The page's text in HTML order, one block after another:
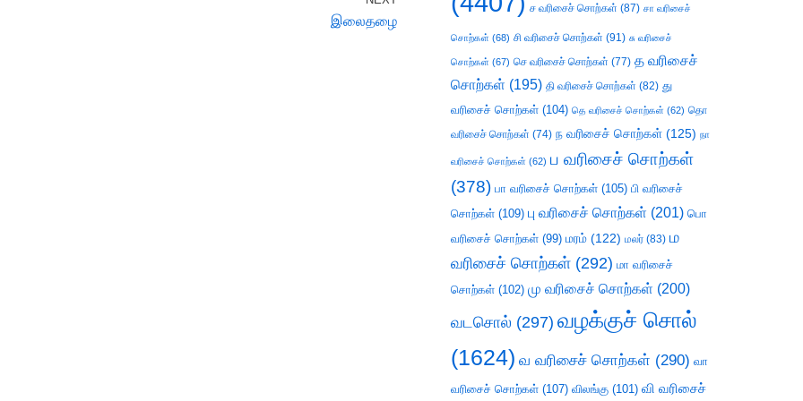
இலைதழை
ச வரிசைச் சொற்கள் (87) சா வரிசைச்
சொற்கள் (68) சி வரிசைச் சொற்கள் (91) சு வரிசைச்
சொற்கள் (67) செ வரிசைச் சொற்கள் (77) த வரிசைச்
சொற்கள் (195) தி வரிசைச் சொற்கள் (82) து
வரிசைச் சொற்கள் (104) தெ வரிசைச் சொற்கள் (62) தொ
வரிசைச் சொற்கள் (74) ந வரிசைச் சொற்கள் (125) நா
வரிசைச் சொற்கள் (62) ப வரிசைச் சொற்கள்
(378) பா வரிசைச் சொற்கள் (105) பி வரிசைச்
சொற்கள் (109) பு வரிசைச் சொற்கள் (201) பொ
வரிசைச் சொற்கள் (99) மரம் (122) மலர் (83) ம
வரிசைச் சொற்கள் (292) மா வரிசைச்
சொற்கள் (102) மு வரிசைச் சொற்கள் (200)
வடசொல் (297) வழக்குச் சொல்
(1624) வ வரிசைச் சொற்கள் (290) வா
வரிசைச் சொற்கள் (107) விலங்கு (101) வி வரிசைச்